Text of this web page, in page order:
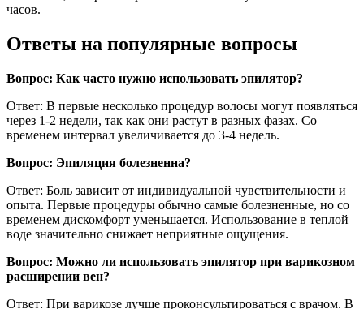
часов.
Ответы на популярные вопросы
Вопрос: Как часто нужно использовать эпилятор?
Ответ: В первые несколько процедур волосы могут появляться
через 1-2 недели, так как они растут в разных фазах. Со
временем интервал увеличивается до 3-4 недель.
Вопрос: Эпиляция болезненна?
Ответ: Боль зависит от индивидуальной чувствительности и
опыта. Первые процедуры обычно самые болезненные, но со
временем дискомфорт уменьшается. Использование в теплой
воде значительно снижает неприятные ощущения.
Вопрос: Можно ли использовать эпилятор при варикозном
расширении вен?
Ответ: При варикозе лучше проконсультироваться с врачом. В